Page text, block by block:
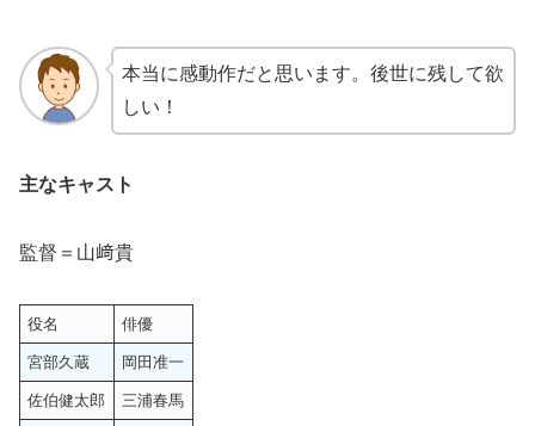
本当に感動作だと思います。後世に残して欲
しい！
主なキャスト
監督＝山﨑貴
役名 俳優
宮部久蔵 岡田准一
佐伯健太郎 三浦春馬